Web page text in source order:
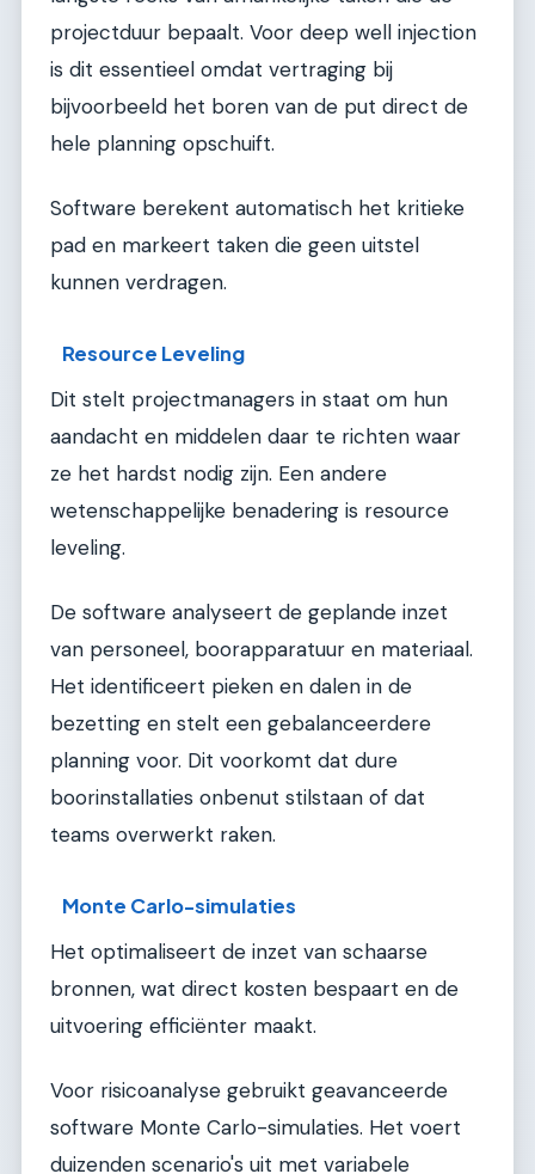
projectduur bepaalt. Voor deep well injection
is dit essentieel omdat vertraging bij
bijvoorbeeld het boren van de put direct de
hele planning opschuift.
Software berekent automatisch het kritieke
pad en markeert taken die geen uitstel
kunnen verdragen.
Resource Leveling
Dit stelt projectmanagers in staat om hun
aandacht en middelen daar te richten waar
ze het hardst nodig zijn. Een andere
wetenschappelijke benadering is resource
leveling.
De software analyseert de geplande inzet
van personeel, boorapparatuur en materiaal.
Het identificeert pieken en dalen in de
bezetting en stelt een gebalanceerdere
planning voor. Dit voorkomt dat dure
boorinstallaties onbenut stilstaan of dat
teams overwerkt raken.
Monte Carlo-simulaties
Het optimaliseert de inzet van schaarse
bronnen, wat direct kosten bespaart en de
uitvoering efficiënter maakt.
Voor risicoanalyse gebruikt geavanceerde
software Monte Carlo-simulaties. Het voert
duizenden scenario's uit met variabele